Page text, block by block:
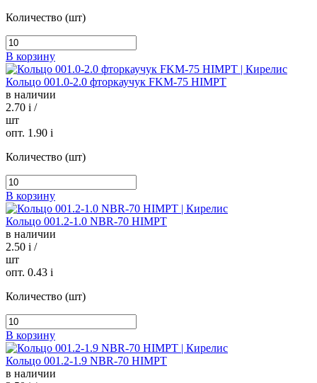
Количество (шт)
В корзину
Кольцо 001.0-2.0 фторкаучук FKM-75 HIMPT
в наличии
2.70 i /
шт
опт. 1.90 i
Количество (шт)
В корзину
Кольцо 001.2-1.0 NBR-70 HIMPT
в наличии
2.50 i /
шт
опт. 0.43 i
Количество (шт)
В корзину
Кольцо 001.2-1.9 NBR-70 HIMPT
в наличии